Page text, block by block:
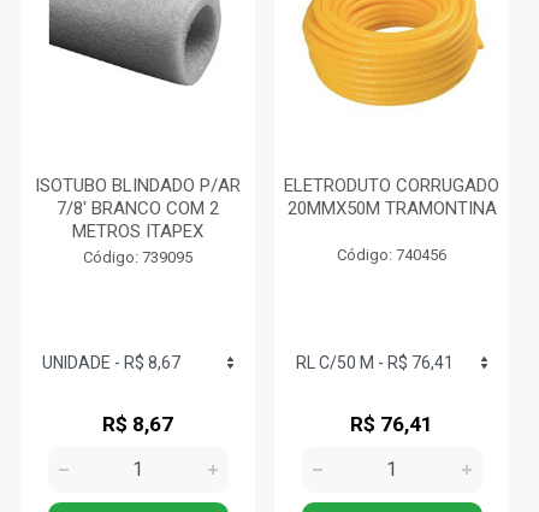
ISOTUBO BLINDADO P/AR
7/8' BRANCO COM 2
METROS ITAPEX
Código: 739095
R$ 8,67
ELETRODUTO CORRUGADO
20MMX50M TRAMONTINA
Código: 740456
R$ 76,41